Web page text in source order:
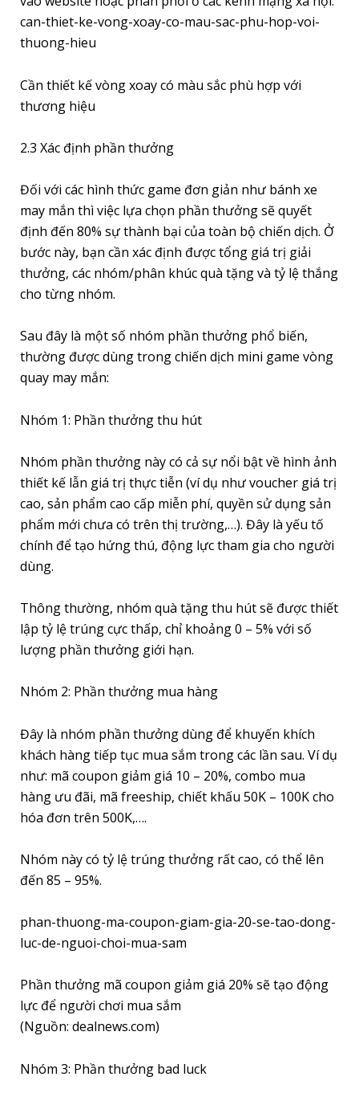
can-thiet-ke-vong-xoay-co-mau-sac-phu-hop-voi-
thuong-hieu
Cần thiết kế vòng xoay có màu sắc phù hợp với
thương hiệu
2.3 Xác định phần thưởng
Đối với các hình thức game đơn giản như bánh xe
may mắn thì việc lựa chọn phần thưởng sẽ quyết
định đến 80% sự thành bại của toàn bộ chiến dịch. Ở
bước này, bạn cần xác định được tổng giá trị giải
thưởng, các nhóm/phân khúc quà tặng và tỷ lệ thắng
cho từng nhóm.
Sau đây là một số nhóm phần thưởng phổ biến,
thường được dùng trong chiến dịch mini game vòng
quay may mắn:
Nhóm 1: Phần thưởng thu hút
Nhóm phần thưởng này có cả sự nổi bật về hình ảnh
thiết kế lẫn giá trị thực tiễn (ví dụ như voucher giá trị
cao, sản phẩm cao cấp miễn phí, quyền sử dụng sản
phẩm mới chưa có trên thị trường,…). Đây là yếu tố
chính để tạo hứng thú, động lực tham gia cho người
dùng.
Thông thường, nhóm quà tặng thu hút sẽ được thiết
lập tỷ lệ trúng cực thấp, chỉ khoảng 0 – 5% với số
lượng phần thưởng giới hạn.
Nhóm 2: Phần thưởng mua hàng
Đây là nhóm phần thưởng dùng để khuyến khích
khách hàng tiếp tục mua sắm trong các lần sau. Ví dụ
như: mã coupon giảm giá 10 – 20%, combo mua
hàng ưu đãi, mã freeship, chiết khấu 50K – 100K cho
hóa đơn trên 500K,….
Nhóm này có tỷ lệ trúng thưởng rất cao, có thể lên
đến 85 – 95%.
phan-thuong-ma-coupon-giam-gia-20-se-tao-dong-
luc-de-nguoi-choi-mua-sam
Phần thưởng mã coupon giảm giá 20% sẽ tạo động
lực để người chơi mua sắm
(Nguồn: dealnews.com)
Nhóm 3: Phần thưởng bad luck